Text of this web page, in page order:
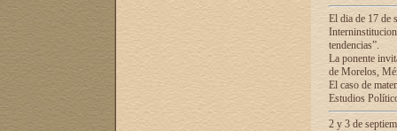
El dia de 17 de
tendencias”.
La ponente
de Morelos,
El caso de
Estudios
2 y 3 de